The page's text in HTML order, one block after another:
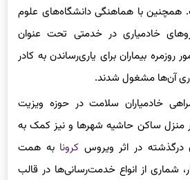
خادمیاری در خدمتی تحت عنوان
روزمره بیماران برای یاری‌رساندن به کادر
آن‌ها مشغول شدند.
خادمیاران سلامت در حوزه ویزیت
منزل ساکن حاشیه شهرها و نیز کمک به
درگذشته در اثر ویروسکرونابه همت
شماری از انواع خدمت‌رسانی‌ها در قالب
بوده است.